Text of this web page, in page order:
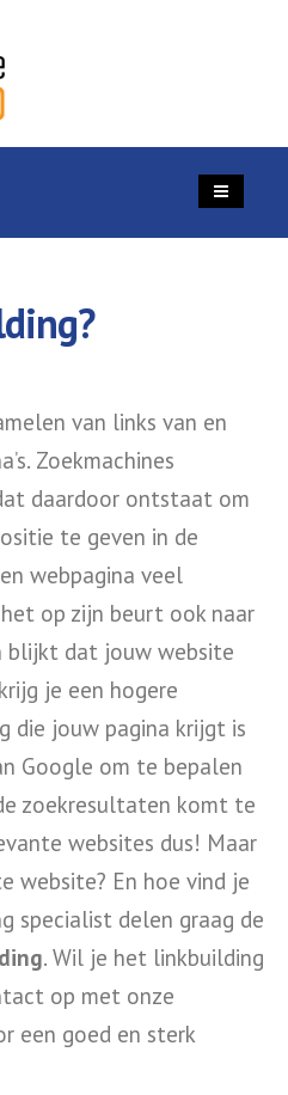
van links van en
Zoekmachines
daardoor ontstaat om
te geven in de
webpagina veel
op zijn beurt ook naar
blijkt dat jouw website
je een hogere
die jouw pagina krijgt is
Google om te bepalen
zoekresultaten komt te
websites dus! Maar
website? En hoe vind je
specialist delen graag de
. Wil je het linkbuilding
op met onze
een goed en sterk